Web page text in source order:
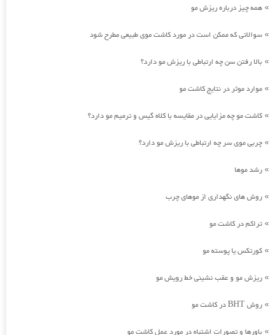
» همه چیز درباره ریزش مو
» سوالاتی که ممکن است در مورد کاشت موی طبیعی مطرح شود
» بالا رفتن سن چه ارتباطی با ریزش مو دارد؟
» موارد موثر در نتایج کاشت مو
» کاشت مو چه مزایایی در مقایسه با کلاه گیس و ترمیم مو دارد؟
» چربی موی سر چه ارتباطی با ریزش مو دارد؟
» رشد موها
» روش های نگهداری از موهای چرب
» تراکم در کاشت مو
» کورتکس یا پوسته مو
» ریزش مو و عقب نشینی خط رویش مو
» روش BHT در کاشت مو
» باورها و تصورات اشتباه در مورد عمل کاشت مو